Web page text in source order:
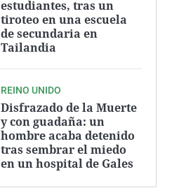
estudiantes, tras un
tiroteo en una escuela
de secundaria en
Tailandia
REINO UNIDO
Disfrazado de la Muerte
y con guadaña: un
hombre acaba detenido
tras sembrar el miedo
en un hospital de Gales